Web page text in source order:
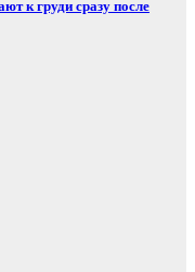
к груди сразу после